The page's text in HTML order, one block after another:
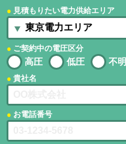
見積もりたい電力供給エリア
ご契約中の電圧区分
高圧 低圧 不明
貴社名
お電話番号